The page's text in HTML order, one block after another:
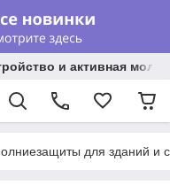
и активная
для зданий и